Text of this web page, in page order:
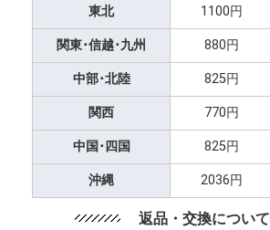
東北 1100円
関東･信越･九州 880円
中部･北陸 825円
関西 770円
中国･四国 825円
沖縄 2036円
返品・交換について